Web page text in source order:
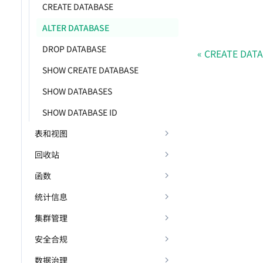
CREATE DATABASE
ALTER DATABASE
DROP DATABASE
SHOW CREATE DATABASE
SHOW DATABASES
SHOW DATABASE ID
表和视图
回收站
函数
统计信息
集群管理
安全合规
数据治理
CREATE